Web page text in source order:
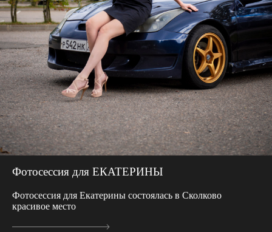
Фотосессия для ЕКАТЕРИНЫ
Фотосессия для Екатерины состоялась в Сколково
красивое место